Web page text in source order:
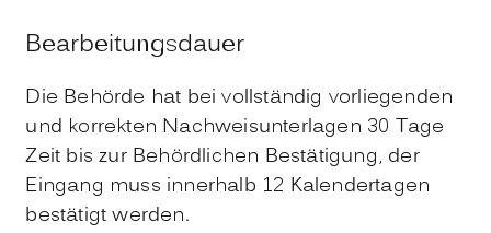
Bearbeitungsdauer
Die Behörde hat bei vollständig vorliegenden
und korrekten Nachweisunterlagen 30 Tage
Zeit bis zur Behördlichen Bestätigung, der
Eingang muss innerhalb 12 Kalendertagen
bestätigt werden.